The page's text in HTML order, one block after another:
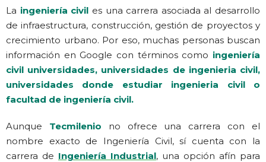
La ingeniería civil es una carrera asociada al desarrollo
de infraestructura, construcción, gestión de proyectos y
crecimiento urbano. Por eso, muchas personas buscan
información en Google con términos como ingeniería
civil universidades, universidades de ingenieria civil,
universidades donde estudiar ingenieria civil o
facultad de ingeniería civil.
Aunque Tecmilenio no ofrece una carrera con el
nombre exacto de Ingeniería Civil, sí cuenta con la
carrera de Ingeniería Industrial, una opción afín para